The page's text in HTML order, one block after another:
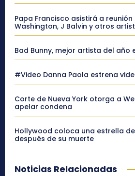
Papa Francisco asistirá a reunión
Washington, J Balvin y otros
Bad Bunny, mejor artista del año
#Video Danna Paola estrena video
Corte de Nueva York otorga a
apelar condena
Hollywood coloca una estrella
después de su muerte
Noticias Relacionadas